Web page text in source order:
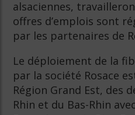
alsaciennes,
offres d’emplois sont
par les partenaires de
Le déploiement de la
par la société Rosace
Région Grand Est, des
Rhin et du Bas-Rhin